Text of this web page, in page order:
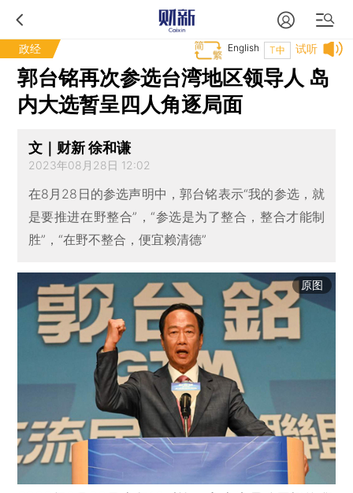
政经 试听
T中
English
郭台铭再次参选台湾地区领导人 岛
内大选暂呈四人角逐局面
文｜财新 徐和谦
2023年08月28日 12:02
在8月28日的参选声明中，郭台铭表示“我的参选，就
是要推进在野整合”，“参选是为了整合，整合才能制
胜”，“在野不整合，便宜赖清德”
原图